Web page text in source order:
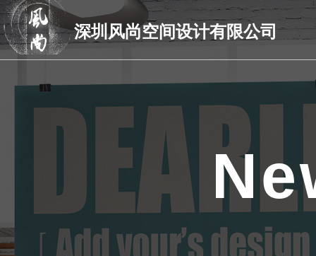
深圳风尚空间设计有限公司